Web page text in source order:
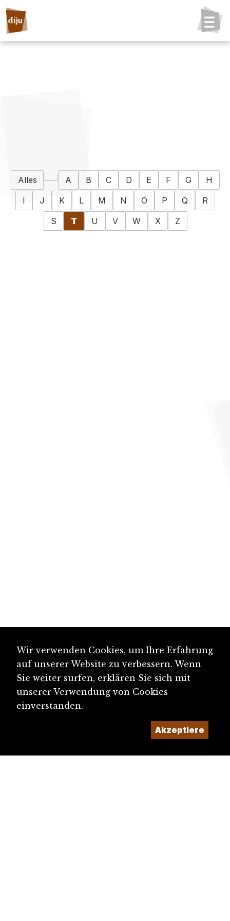
Alles A B C D E F G
H
I
J K L M N O P Q
R
S
T U V W X Z
Wir verwenden Cookies, um Ihre Erfahrung
auf unserer Website zu verbessern. Wenn
Sie weiter surfen, erklären Sie sich mit
unserer Verwendung von Cookies
einverstanden.
Akzeptiere